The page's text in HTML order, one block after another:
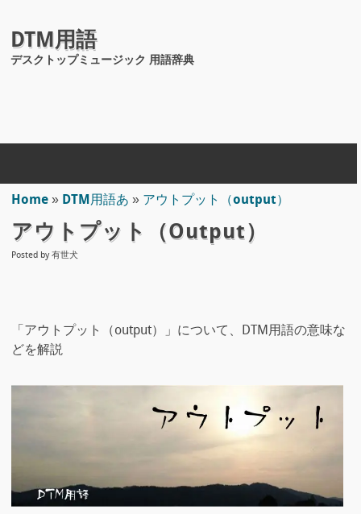
DTM用語
デスクトップミュージック 用語辞典
Home » DTM用語あ » アウトプット（output）
アウトプット（output）
Posted by有世犬
「アウトプット（output）」について、DTM用語の意味な
どを解説